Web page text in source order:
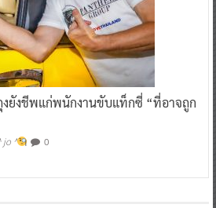
งยังชีพแก่พนักงานขับแท็กซี่ “ที่อาจถูก
jo ^ 0